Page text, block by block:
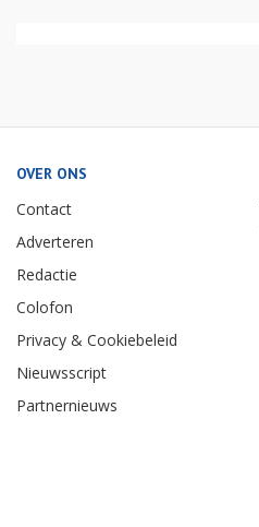
OVER ONS
Contact
Adverteren
Redactie
Colofon
Privacy & Cookiebeleid
Nieuwsscript
Partnernieuws